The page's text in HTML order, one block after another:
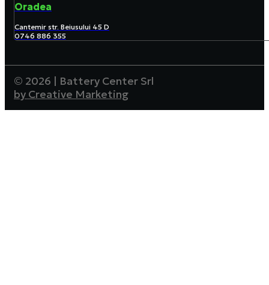
Oradea
Cantemir str. Beiusului 45 D
0746 886 355
© 2026 | Battery Center Srl
by Creative Marketing